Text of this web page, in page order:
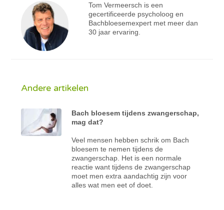
Tom Vermeersch is een
gecertificeerde psycholoog en
Bachbloesemexpert met meer dan
30 jaar ervaring.
Andere artikelen
Bach bloesem tijdens zwangerschap,
mag dat?
Veel mensen hebben schrik om Bach
bloesem te nemen tijdens de
zwangerschap. Het is een normale
reactie want tijdens de zwangerschap
moet men extra aandachtig zijn voor
alles wat men eet of doet.